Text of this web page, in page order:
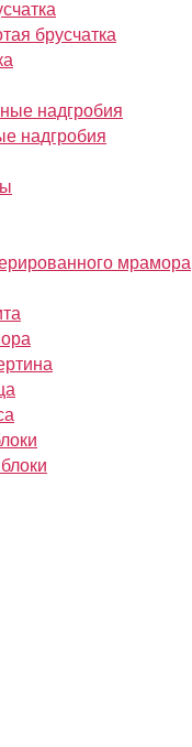
брусчатка
надгробия
надгробия
мрамора